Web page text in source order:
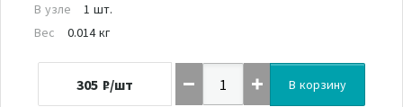
В узле
1 шт.
Вес
0.014 кг
305 ₽/шт В корзину